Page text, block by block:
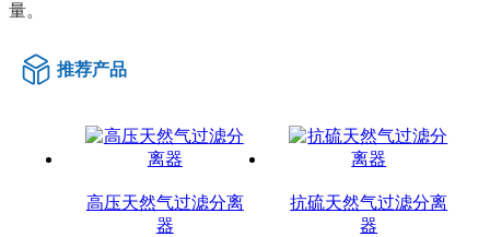
量。
推荐产品
高压天然气过滤分离
器
抗硫天然气过滤分离
器